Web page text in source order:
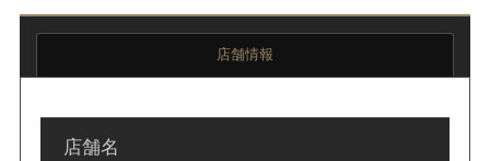
店舗情報
店舗名